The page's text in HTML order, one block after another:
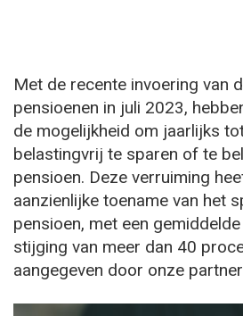
Met de recente invoering van
pensioenen in juli 2023,
de mogelijkheid om jaarlijks
belastingvrij te sparen of te
pensioen. Deze verruiming
aanzienlijke toename van het
pensioen, met een
stijging van meer dan 40
aangegeven door onze